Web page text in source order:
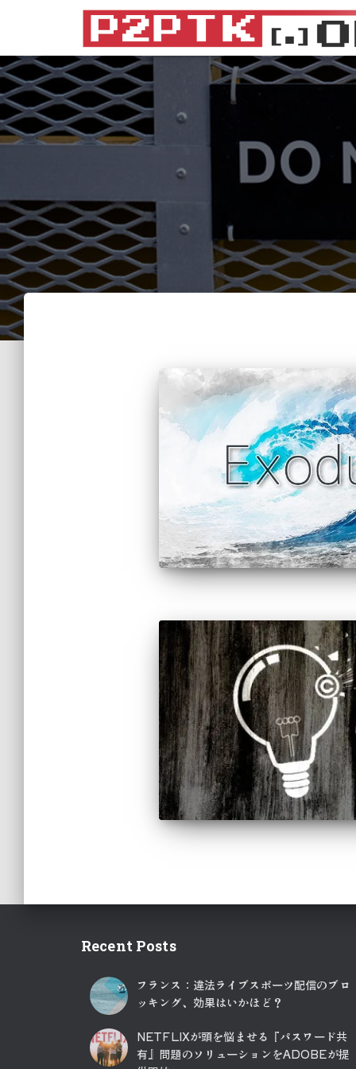
Recent Posts
フランス：違法ライブスポーツ配信のブロ
ッキング、効果はいかほど？
NETFLIXが頭を悩ませる『パスワード共
有』問題のソリューションをADOBEが提